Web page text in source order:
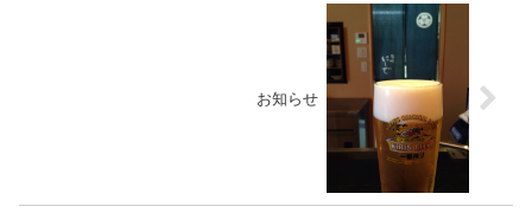
お知らせ